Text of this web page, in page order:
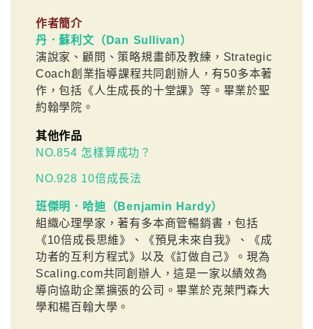
作者簡介
丹．蘇利文（Dan Sullivan）
演說家、顧問、策略規畫師及教練，Strategic
Coach創業指導課程共同創辦人，有50多本著
作，包括《人生成長的十堂課》等。畢業於聖
約翰學院。
其他作品
NO.854 怎樣算成功？
NO.928 10倍成長法
班傑明．哈迪（Benjamin Hardy）
組織心理學家，著有多本商管暢銷書，包括
《10倍成長思維》、《預見未來自我》、《成
功者的互利方程式》以及《訂做自己》。現為
Scaling.com共同創辦人，這是一家以績效為
導向協助企業擴張的公司。畢業於克萊門森大
學和楊百翰大學。